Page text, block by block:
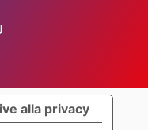
alla privacy